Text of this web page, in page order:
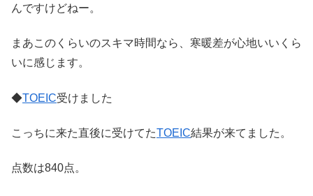
んですけどねー。
まあこのくらいのスキマ時間なら、寒暖差が心地いいくら
いに感じます。
◆TOEIC受けました
こっちに来た直後に受けてたTOEIC結果が来てました。
点数は840点。